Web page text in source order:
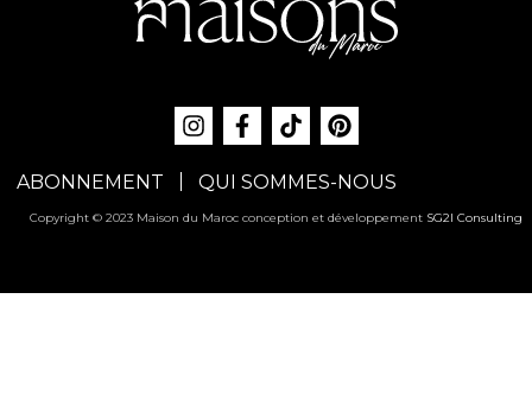
ABONNEMENT QUI SOMMES-NOUS
Copyright © 2023 Maison du Maroc conception et développement SG2I Consulting